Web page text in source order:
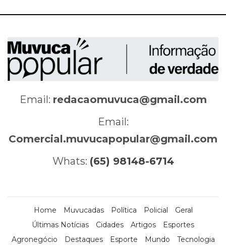
Email: redacaomuvuca@gmail.com
Email:
Comercial.muvucapopular@gmail.com
Whats: (65) 98148-6714
Home Muvucadas Política Policial
Geral
Últimas Notícias
Cidades Artigos
Esportes
Agronegócio
Destaques Esporte Mundo Tecnologia